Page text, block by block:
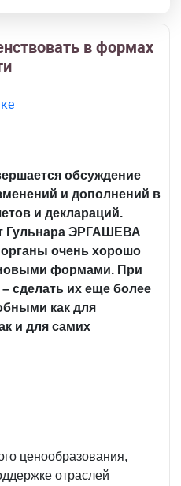
в формах
обсуждение
и дополнений в
и деклараций.
Гульнара ЭРГАШЕВА
органы очень хорошо
формами. При
сделать их еще более
как для
и для самих
ценообразования,
отраслей